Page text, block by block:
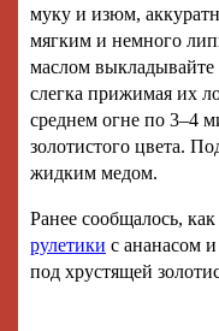
муку и изюм,
мягким и немного
маслом выкладывайте
слегка прижимая их
среднем огне по 3–4
золотистого цвета.
жидким медом.
Ранее сообщалось,
рулетики с ананасом
под хрустящей